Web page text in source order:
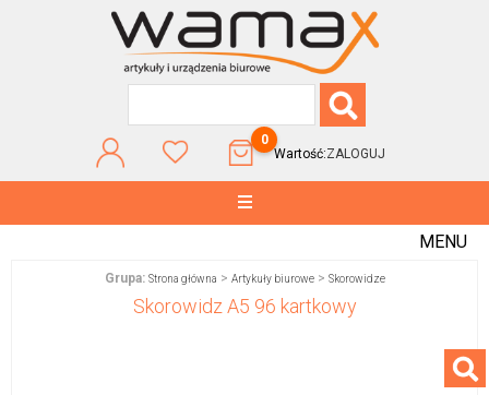
0
Wartość:ZALOGUJ
MENU
Grupa: Strona główna > Artykuły biurowe> Skorowidze
Skorowidz A5 96 kartkowy